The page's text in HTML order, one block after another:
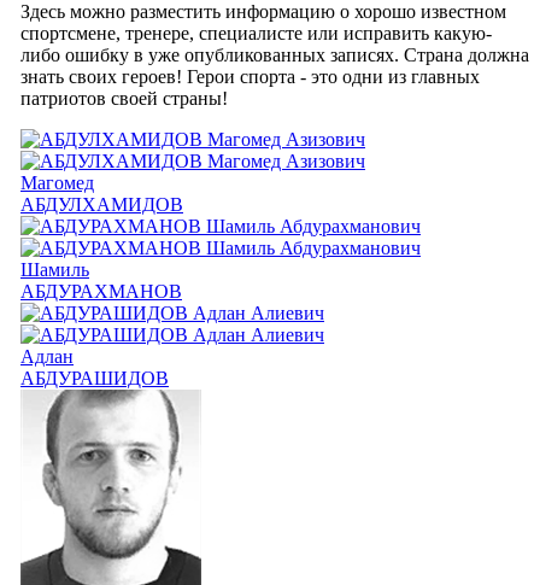
Здесь можно разместить информацию о хорошо известном
спортсмене, тренере, специалисте или исправить какую-
либо ошибку в уже опубликованных записях. Страна должна
знать своих героев! Герои спорта - это одни из главных
патриотов своей страны!
Магомед
АБДУЛХАМИДОВ
Шамиль
АБДУРАХМАНОВ
Адлан
АБДУРАШИДОВ